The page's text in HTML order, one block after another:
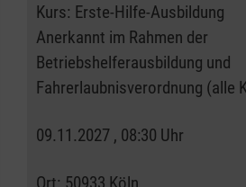
Kurs: Erste-Hilfe-Ausbildung
Anerkannt im Rahmen der
Betriebshelferausbildung und
Fahrerlaubnisverordnung (alle
09.11.2027 , 08:30 Uhr